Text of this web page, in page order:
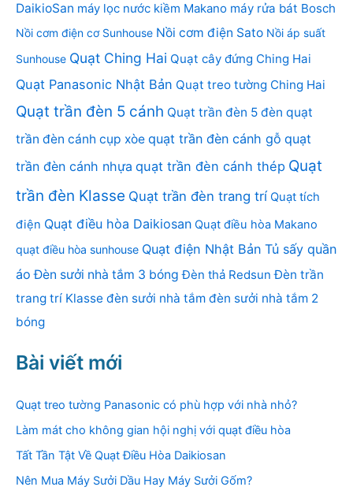
DaikioSan máy lọc nước kiềm Makano máy rửa bát Bosch
Nồi cơm điện cơ Sunhouse Nồi cơm điện Sato Nồi áp suất
Sunhouse Quạt Ching Hai Quạt cây đứng Ching Hai
Quạt Panasonic Nhật Bản Quạt treo tường Ching Hai
Quạt trần đèn 5 cánh Quạt trần đèn 5 đèn quạt
trần đèn cánh cụp xòe quạt trần đèn cánh gỗ quạt
trần đèn cánh nhựa quạt trần đèn cánh thép Quạt
trần đèn Klasse Quạt trần đèn trang trí Quạt tích
điện Quạt điều hòa Daikiosan Quạt điều hòa Makano
quạt điều hòa sunhouse Quạt điện Nhật Bản Tủ sấy quần
áo Đèn sưởi nhà tắm 3 bóng Đèn thả Redsun Đèn trần
trang trí Klasse đèn sưởi nhà tắm đèn sưởi nhà tắm 2
bóng
Bài viết mới
Quạt treo tường Panasonic có phù hợp với nhà nhỏ?
Làm mát cho không gian hội nghị với quạt điều hòa
Tất Tần Tật Về Quạt Điều Hòa Daikiosan
Nên Mua Máy Sưởi Dầu Hay Máy Sưởi Gốm?